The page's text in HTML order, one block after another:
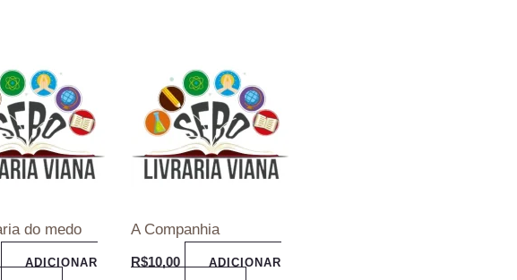
do medo
ADICIONAR
A Companhia
R$10,00
ADICIONAR